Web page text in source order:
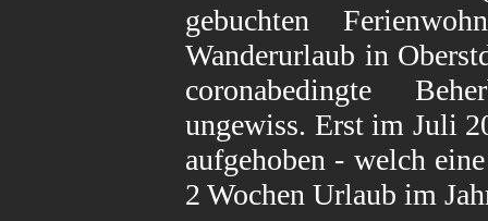
gebuchten
Wanderurlaub in
coronabedingte
ungewiss. Erst im Juli
aufgehoben - welch
2 Wochen Urlaub im